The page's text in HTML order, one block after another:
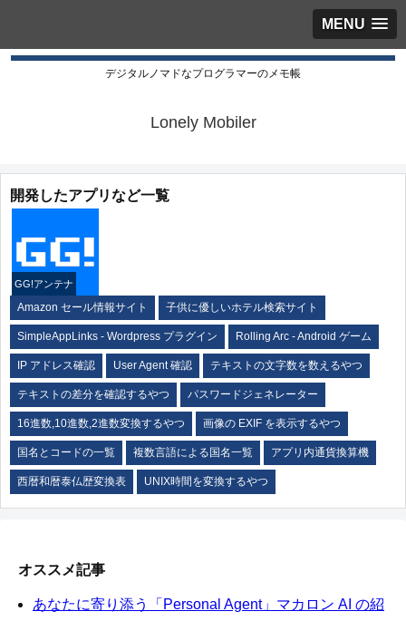
MENU
デジタルノマドなプログラマーのメモ帳
Lonely Mobiler
開発したアプリなど一覧
GG!アンテナ
Amazon セール情報サイト 子供に優しいホテル検索サイト
SimpleAppLinks - Wordpress プラグイン Rolling Arc - Android ゲーム
IP アドレス確認 User Agent 確認 テキストの文字数を数えるやつ
テキストの差分を確認するやつ パスワードジェネレーター
16進数,10進数,2進数変換するやつ 画像の EXIF を表示するやつ
国名とコードの一覧 複数言語による国名一覧 アプリ内通貨換算機
西暦和暦泰仏歴変換表 UNIX時間を変換するやつ
オススメ記事
あなたに寄り添う「Personal Agent」マカロン AI の紹